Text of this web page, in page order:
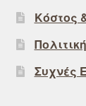
Κόστος
Συχνές